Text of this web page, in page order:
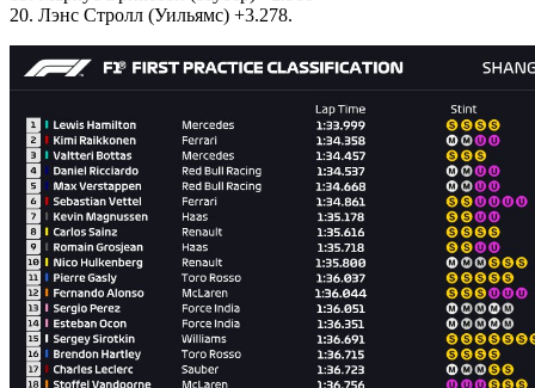
20. Лэнс Стролл (Уильямс) +3.278.